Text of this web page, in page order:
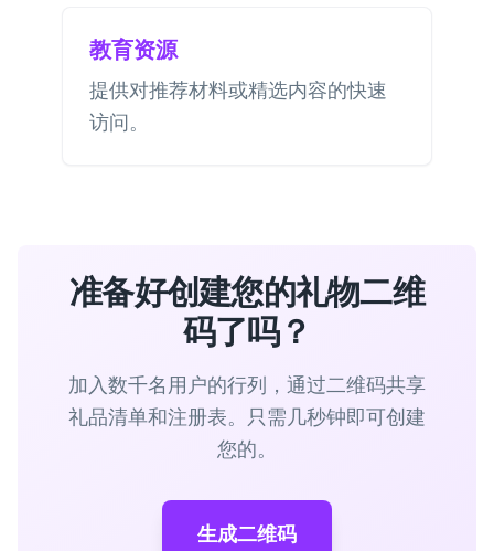
教育资源
提供对推荐材料或精选内容的快速
访问。
准备好创建您的礼物二维
码了吗？
加入数千名用户的行列，通过二维码共享
礼品清单和注册表。只需几秒钟即可创建
您的。
生成二维码